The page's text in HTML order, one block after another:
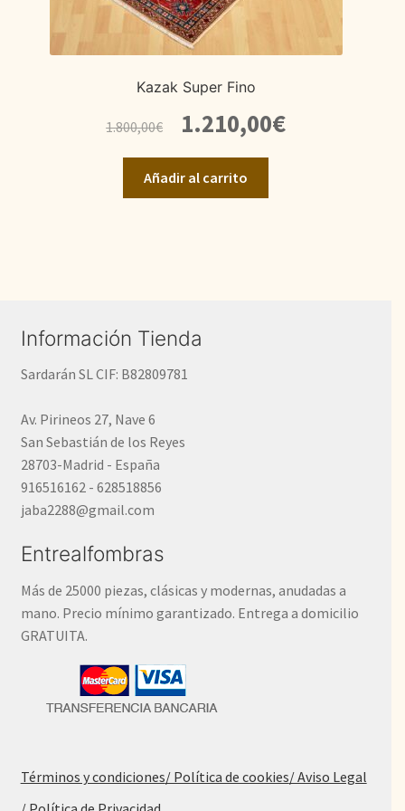
Kazak Super Fino
1.800,00€
precio
original
era:
1.800,00€.
1.210,00€El
precio
Añadir al carrito
Información Tienda
Sardarán SL CIF: B82809781
Av. Pirineos 27, Nave 6
San Sebastián de los Reyes
28703-Madrid - España
916516162 - 628518856
jaba2288@gmail.com
Entrealfombras
Más de 25000 piezas, clásicas y modernas, anudadas a
mano. Precio mínimo garantizado. Entrega a domicilio
GRATUITA.
Términos y condiciones/ Política de cookies/ Aviso Legal